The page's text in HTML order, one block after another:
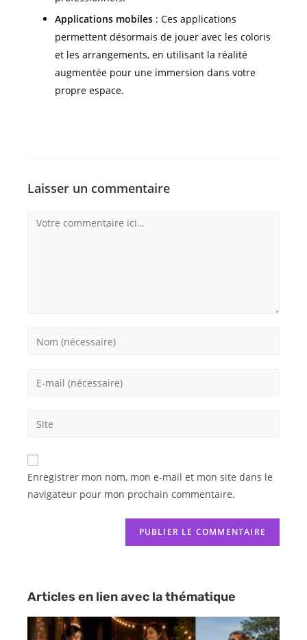
Applications mobiles : Ces applications
permettent désormais de jouer avec les coloris
et les arrangements, en utilisant la réalité
augmentée pour une immersion dans votre
propre espace.
Laisser un commentaire
Enregistrer mon nom, mon e-mail et mon site dans le
navigateur pour mon prochain commentaire.
Articles en lien avec la thématique